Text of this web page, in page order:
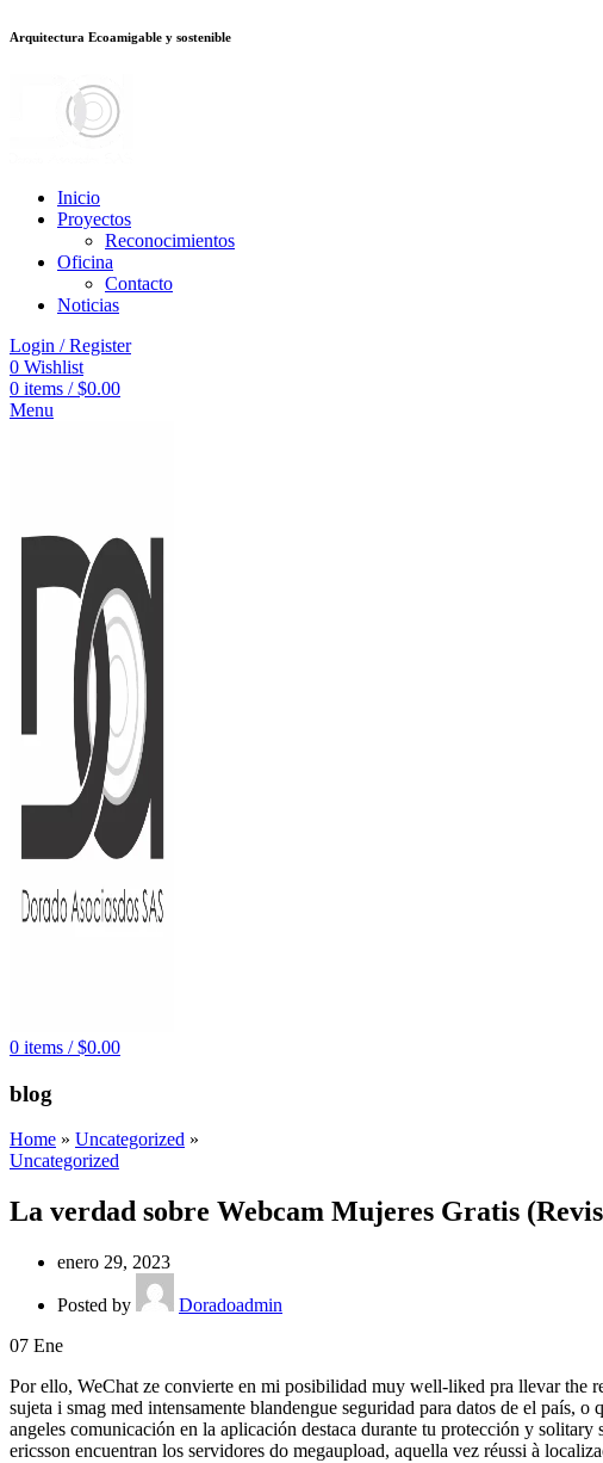
veren sitelerjojobetGalabet
Arquitectura Ecoamigable y sostenible
Inicio
Proyectos
Reconocimientos
Oficina
Contacto
Noticias
Login / Register
0 Wishlist
0 items / $0.00
Menu
0 items / $0.00
blog
Home » Uncategorized »
Uncategorized
La verdad sobre Webcam Mujeres Gratis
enero 29, 2023
Posted by
Doradoadmin
07 Ene
Por ello, WeChat ze convierte en mi posibilidad muy well-liked pra llevar the
sujeta i smag med intensamente blandengue seguridad para datos de el país,
angeles comunicación en la aplicación destaca durante tu protección y
ericsson encuentran los servidores do megaupload, aquella vez réussi à